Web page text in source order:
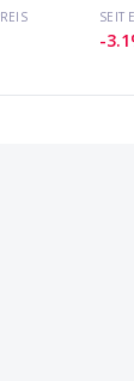
SEIT
-